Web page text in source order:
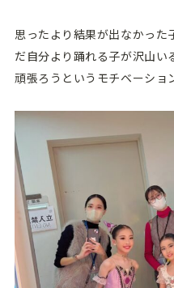
思ったより結果が出なかった
だ自分より踊れる子が沢山い
頑張ろうというモチベーショ